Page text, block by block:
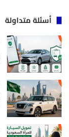
أسئلة متداولة